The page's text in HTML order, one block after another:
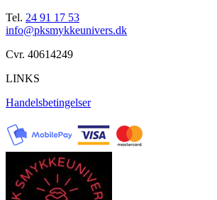
Tel. 24 91 17 53
info@pksmykkeunivers.dk
Cvr. 40614249
LINKS
Handelsbetingelser